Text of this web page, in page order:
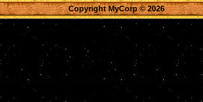
Copyright MyCorp © 2026